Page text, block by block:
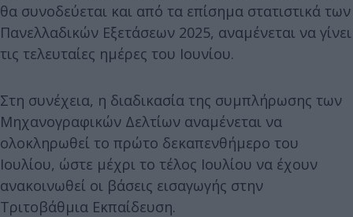
θα συνοδεύεται και από τα επίσημα στατιστικά των
Πανελλαδικών Εξετάσεων 2025, αναμένεται να γίνει
τις τελευταίες ημέρες του Ιουνίου.
Στη συνέχεια, η διαδικασία της συμπλήρωσης των
Μηχανογραφικών Δελτίων αναμένεται να
ολοκληρωθεί το πρώτο δεκαπενθήμερο του
Ιουλίου, ώστε μέχρι το τέλος Ιουλίου να έχουν
ανακοινωθεί οι βάσεις εισαγωγής στην
Τριτοβάθμια Εκπαίδευση.